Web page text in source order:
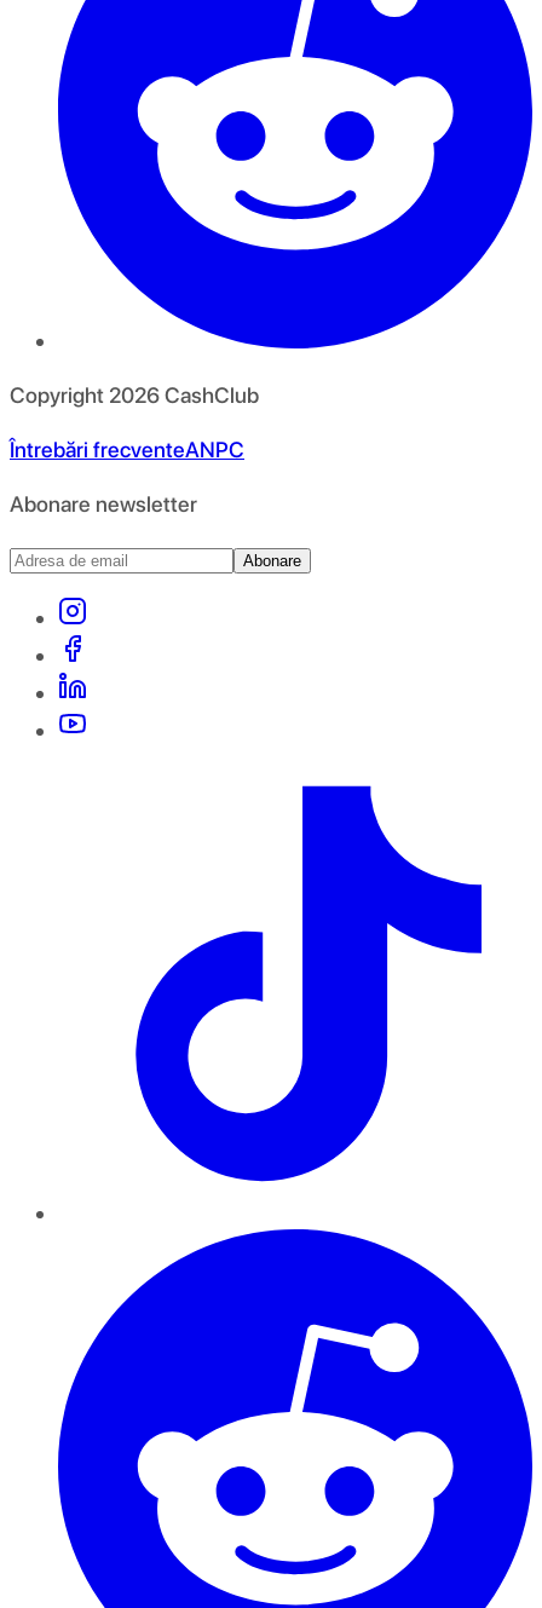
Copyright 2026CashClub
Întrebări frecventeANPC
Abonare newsletter
Abonare